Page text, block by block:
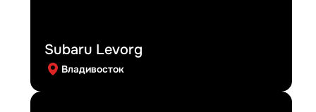
Subaru Levorg
Владивосток